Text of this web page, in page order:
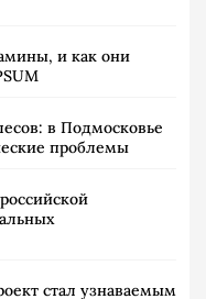
и как они
в Подмосковье
проблемы
стал узнаваемым